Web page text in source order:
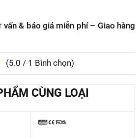
vấn & báo giá miễn phí – Giao hàng
(5.0 / 1 Bình chọn)
CÙNG LOẠI